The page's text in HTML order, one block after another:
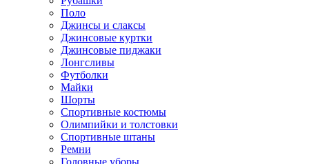
Поло
Джинсы и слаксы
Джинсовые куртки
Джинсовые пиджаки
Лонгсливы
Футболки
Майки
Шорты
Спортивные костюмы
Олимпийки и толстовки
Спортивные штаны
Ремни
Головные уборы